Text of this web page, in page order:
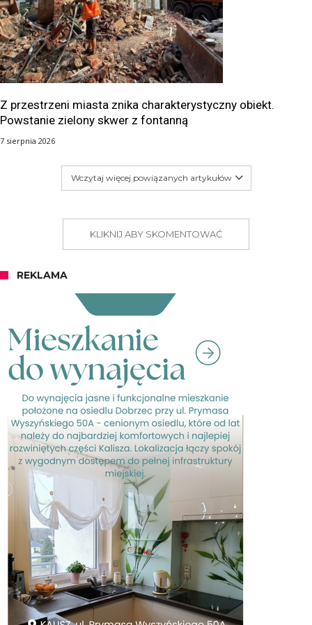
Z przestrzeni miasta znika charakterystyczny obiekt.
Powstanie zielony skwer z fontanną
7 sierpnia 2026
Wczytaj więcej powiązanych artykułów
KLIKNIJ ABY SKOMENTOWAĆ
REKLAMA